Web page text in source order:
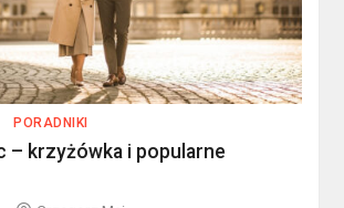
PORADNIKI
– krzyżówka i popularne